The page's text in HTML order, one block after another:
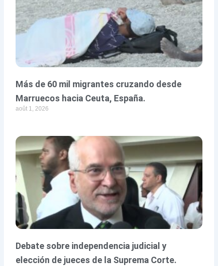
Más de 60 mil migrantes cruzando desde
Marruecos hacia Ceuta, España.
août 1, 2026
Debate sobre independencia judicial y
elección de jueces de la Suprema Corte.